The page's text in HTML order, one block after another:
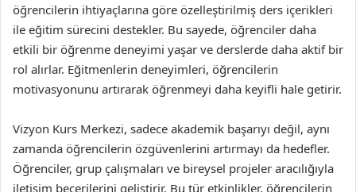
öğrencilerin ihtiyaçlarına göre özelleştirilmiş ders içerikleri
ile eğitim sürecini destekler. Bu sayede, öğrenciler daha
etkili bir öğrenme deneyimi yaşar ve derslerde daha aktif bir
rol alırlar. Eğitmenlerin deneyimleri, öğrencilerin
motivasyonunu artırarak öğrenmeyi daha keyifli hale getirir.
Vizyon Kurs Merkezi, sadece akademik başarıyı değil, aynı
zamanda öğrencilerin özgüvenlerini artırmayı da hedefler.
Öğrenciler, grup çalışmaları ve bireysel projeler aracılığıyla
iletişim becerilerini geliştirir. Bu tür etkinlikler, öğrencilerin